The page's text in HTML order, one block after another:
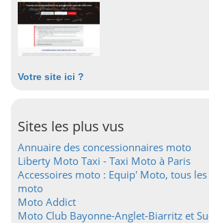
Votre site ici ?
Sites les plus vus
Annuaire des concessionnaires moto
Liberty Moto Taxi - Taxi Moto à Paris
Accessoires moto : Equip' Moto, tous les
moto
Moto Addict
Moto Club Bayonne-Anglet-Biarritz et